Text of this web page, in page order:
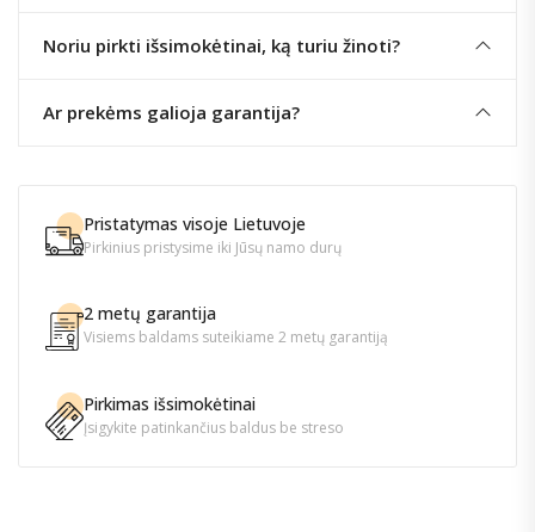
Noriu pirkti išsimokėtinai, ką turiu žinoti?
Ar prekėms galioja garantija?
Pristatymas visoje Lietuvoje
Pirkinius pristysime iki Jūsų namo durų
2 metų garantija
Visiems baldams suteikiame 2 metų garantiją
Pirkimas išsimokėtinai
Įsigykite patinkančius baldus be streso